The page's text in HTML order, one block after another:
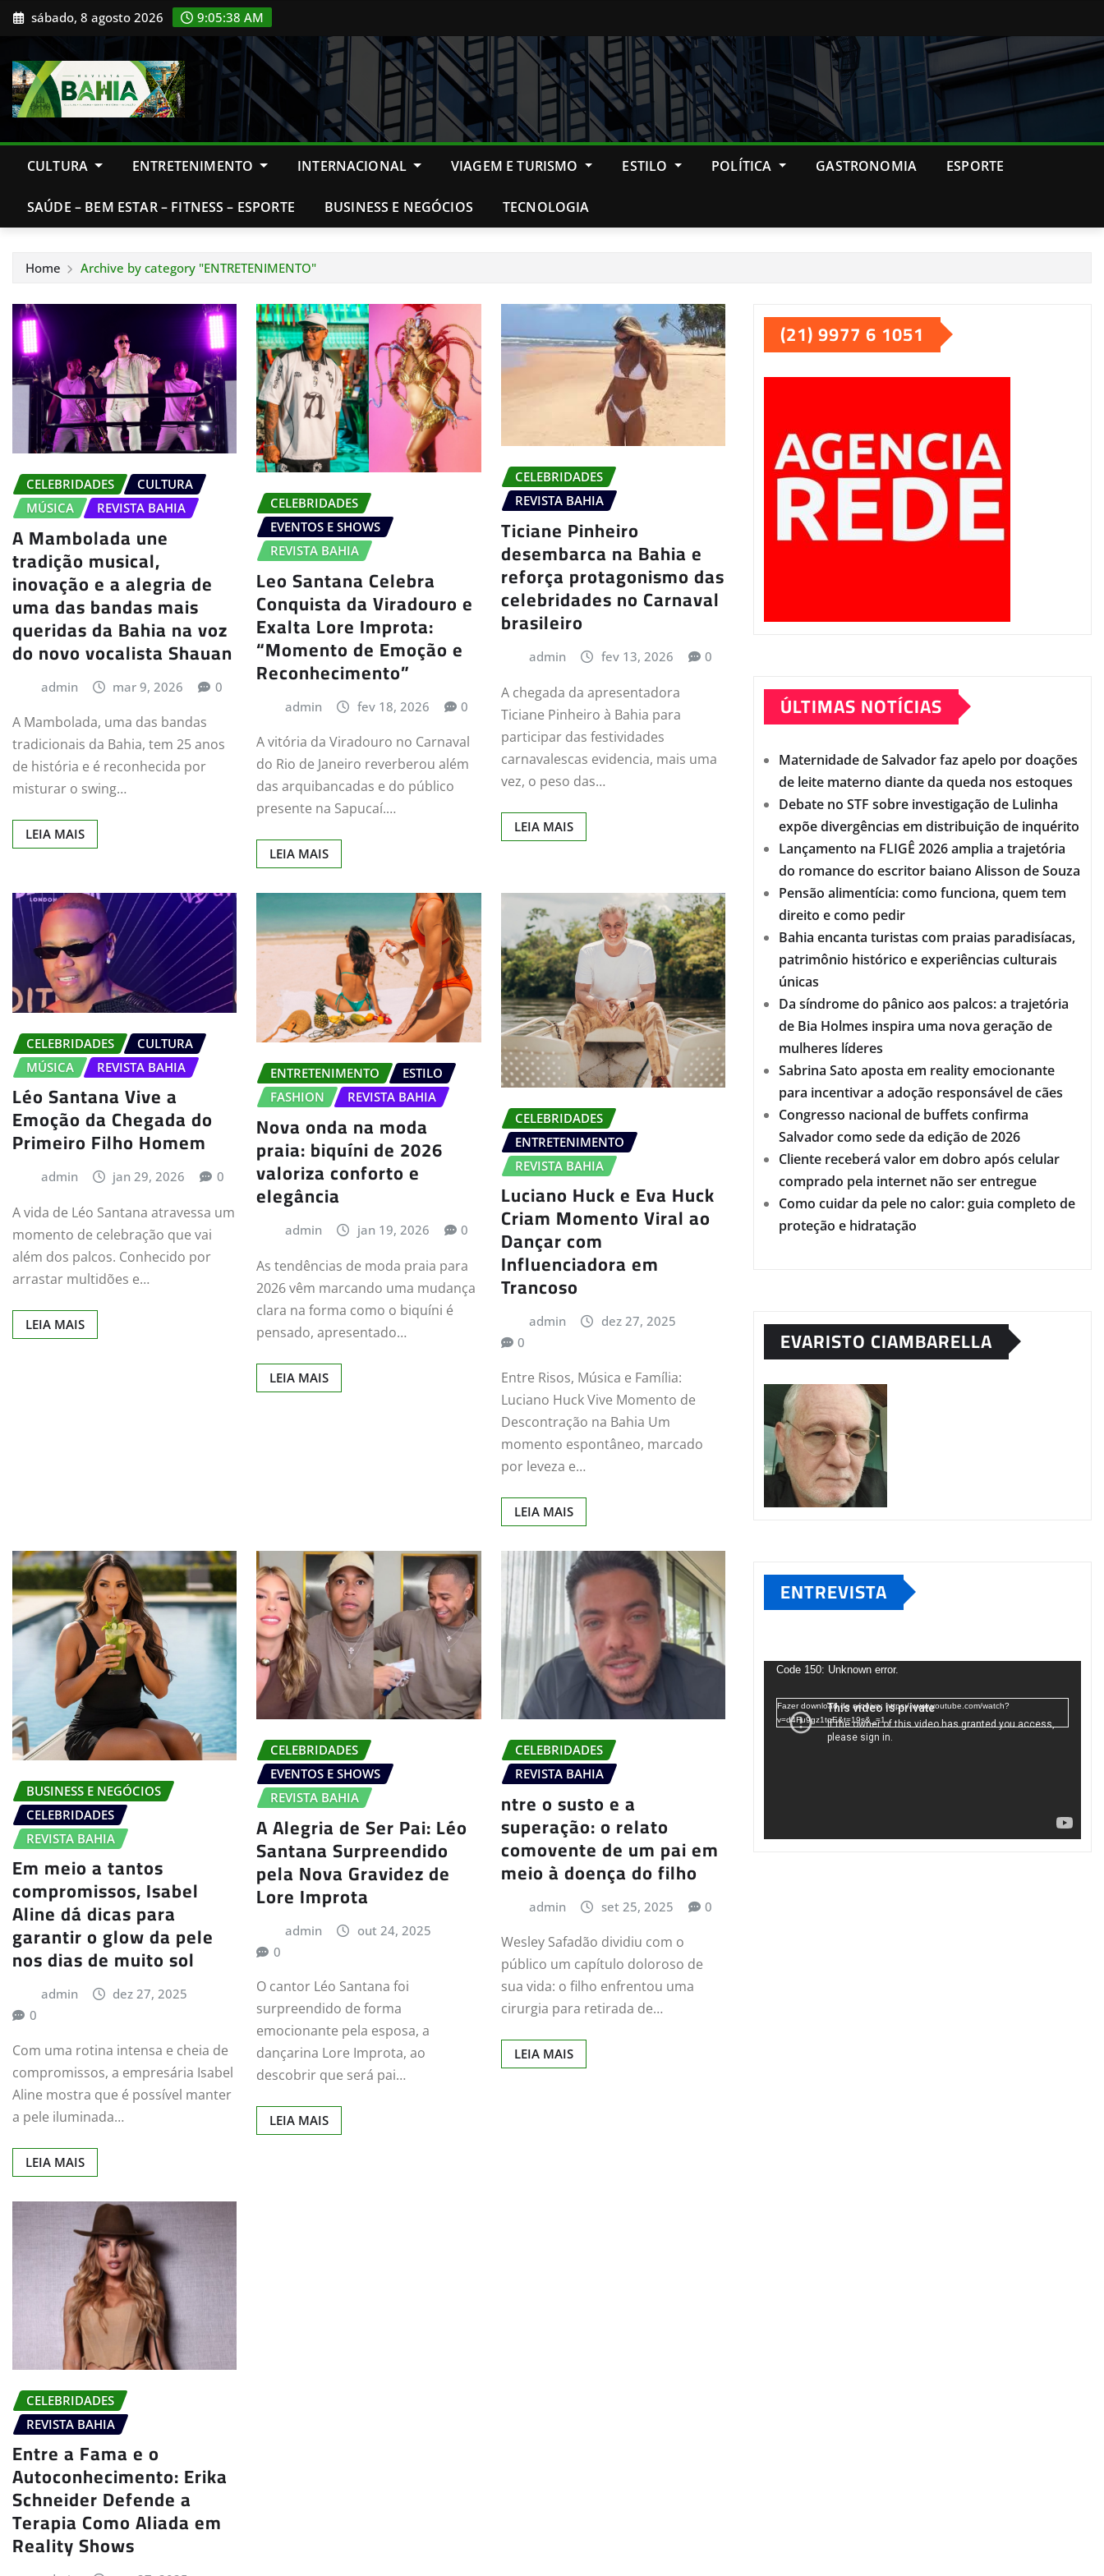
Skip sábado, 8 agosto 2026 9:05:39 AM
CULTURA ENTRETENIMENTO INTERNACIONAL VIAGEM E TURISMO ESTILO POLÍTICA GASTRONOMIA ESPORTE
SAÚDE – BEM ESTAR – FITNESS – ESPORTE BUSINESS E NEGÓCIOS TECNOLOGIA
Home Archive by category "ENTRETENIMENTO"
CELEBRIDADES
CULTURA
MÚSICA
REVISTA BAHIA
A Mambolada une
tradição musical,
inovação e a alegria de
uma das bandas mais
queridas da Bahia na voz
do novo vocalista Shauan
admin mar 9, 2026 0
A Mambolada, uma das bandas
tradicionais da Bahia, tem 25 anos
de história e é reconhecida por
misturar o swing…
LEIA MAIS
CELEBRIDADES
EVENTOS E SHOWS
REVISTA BAHIA
Leo Santana Celebra
Conquista da Viradouro e
Exalta Lore Improta:
“Momento de Emoção e
Reconhecimento”
admin fev 18, 2026 0
A vitória da Viradouro no Carnaval
do Rio de Janeiro reverberou além
das arquibancadas e do público
presente na Sapucaí.…
LEIA MAIS
CELEBRIDADES
REVISTA BAHIA
Ticiane Pinheiro
desembarca na Bahia e
reforça protagonismo das
celebridades no Carnaval
brasileiro
admin fev 13, 2026 0
A chegada da apresentadora
Ticiane Pinheiro à Bahia para
participar das festividades
carnavalescas evidencia, mais uma
vez, o peso das…
LEIA MAIS
CELEBRIDADES
CULTURA
MÚSICA
REVISTA BAHIA
Léo Santana Vive a
Emoção da Chegada do
Primeiro Filho Homem
admin jan 29, 2026 0
A vida de Léo Santana atravessa um
momento de celebração que vai
além dos palcos. Conhecido por
arrastar multidões e…
LEIA MAIS
ENTRETENIMENTO
ESTILO
FASHION
REVISTA BAHIA
Nova onda na moda
praia: biquíni de 2026
valoriza conforto e
elegância
admin jan 19, 2026 0
As tendências de moda praia para
2026 vêm marcando uma mudança
clara na forma como o biquíni é
pensado, apresentado…
LEIA MAIS
CELEBRIDADES
ENTRETENIMENTO
REVISTA BAHIA
Luciano Huck e Eva Huck
Criam Momento Viral ao
Dançar com
Influenciadora em
Trancoso
admin
dez 27, 2025
0
Entre Risos, Música e Família:
Luciano Huck Vive Momento de
Descontração na Bahia Um
momento espontâneo, marcado
por leveza e…
LEIA MAIS
BUSINESS E NEGÓCIOS
CELEBRIDADES
REVISTA BAHIA
Em meio a tantos
compromissos, Isabel
Aline dá dicas para
garantir o glow da pele
nos dias de muito sol
admin
dez 27, 2025
0
Com uma rotina intensa e cheia de
compromissos, a empresária Isabel
Aline mostra que é possível manter
a pele iluminada…
LEIA MAIS
CELEBRIDADES
EVENTOS E SHOWS
REVISTA BAHIA
A Alegria de Ser Pai: Léo
Santana Surpreendido
pela Nova Gravidez de
Lore Improta
admin
out 24, 2025
0
O cantor Léo Santana foi
surpreendido de forma
emocionante pela esposa, a
dançarina Lore Improta, ao
descobrir que será pai…
LEIA MAIS
CELEBRIDADES
REVISTA BAHIA
ntre o susto e a
superação: o relato
comovente de um pai em
meio à doença do filho
admin set 25, 2025 0
Wesley Safadão dividiu com o
público um capítulo doloroso de
sua vida: o filho enfrentou uma
cirurgia para retirada de…
LEIA MAIS
CELEBRIDADES
REVISTA BAHIA
Entre a Fama e o
Autoconhecimento: Erika
Schneider Defende a
Terapia Como Aliada em
Reality Shows
(21) 9977 6 1051
ÚLTIMAS NOTÍCIAS
Maternidade de Salvador faz apelo por doações
de leite materno diante da queda nos estoques
Debate no STF sobre investigação de Lulinha
expõe divergências em distribuição de inquérito
Lançamento na FLIGÊ 2026 amplia a trajetória
do romance do escritor baiano Alisson de Souza
Pensão alimentícia: como funciona, quem tem
direito e como pedir
Bahia encanta turistas com praias paradisíacas,
patrimônio histórico e experiências culturais
únicas
Da síndrome do pânico aos palcos: a trajetória
de Bia Holmes inspira uma nova geração de
mulheres líderes
Sabrina Sato aposta em reality emocionante
para incentivar a adoção responsável de cães
Congresso nacional de buffets confirma
Salvador como sede da edição de 2026
Cliente receberá valor em dobro após celular
comprado pela internet não ser entregue
Como cuidar da pele no calor: guia completo de
proteção e hidratação
EVARISTO CIAMBARELLA
ENTREVISTA
deCode 150: Unknown error.
Fazer download do arquivo: https://www.youtube.com/watch?
v=d4Fu9gz1tqE&t=19s&_=1